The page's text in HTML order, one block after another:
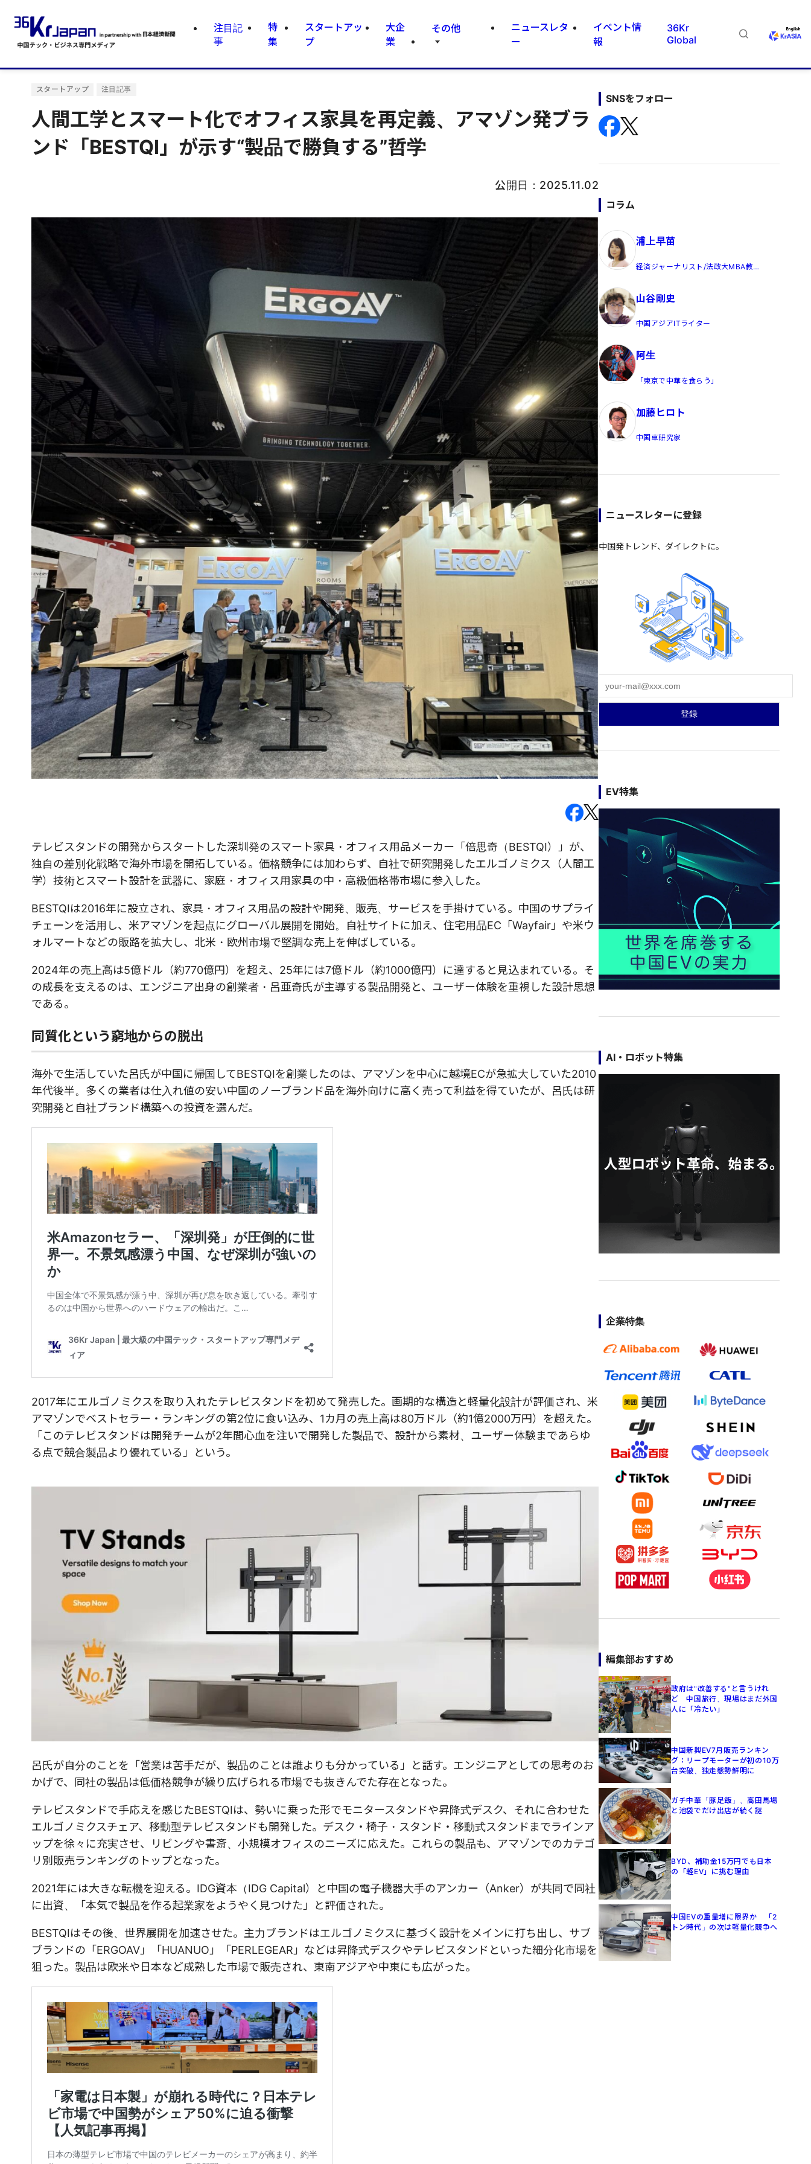
注目記
事
特
集
スタートアッ
プ
大企
業
その他
ニュースレタ
ー
イベント情
報
36Kr
Global
スタートアップ 注目記事
人間工学とスマート化でオフィス家具を再定義、アマゾン発ブラ
ンド「BESTQI」が示す“製品で勝負する”哲学
公開日： 2025.11.02
テレビスタンドの開発からスタートした深圳発のスマート家具・オフィス用品メーカー「倍思奇（BESTQI）」が、
独自の差別化戦略で海外市場を開拓している。価格競争には加わらず、自社で研究開発したエルゴノミクス（人間工
学）技術とスマート設計を武器に、家庭・オフィス用家具の中・高級価格帯市場に参入した。
BESTQIは2016年に設立され、家具・オフィス用品の設計や開発、販売、サービスを手掛けている。中国のサプライ
チェーンを活用し、米アマゾンを起点にグローバル展開を開始。自社サイトに加え、住宅用品EC「Wayfair」や米ウ
ォルマートなどの販路を拡大し、北米・欧州市場で堅調な売上を伸ばしている。
2024年の売上高は5億ドル（約770億円）を超え、25年には7億ドル（約1000億円）に達すると見込まれている。そ
の成長を支えるのは、エンジニア出身の創業者・呂亜奇氏が主導する製品開発と、ユーザー体験を重視した設計思想
である。
同質化という窮地からの脱出
海外で生活していた呂氏が中国に帰国してBESTQIを創業したのは、アマゾンを中心に越境ECが急拡大していた2010
年代後半。多くの業者は仕入れ値の安い中国のノーブランド品を海外向けに高く売って利益を得ていたが、呂氏は研
究開発と自社ブランド構築への投資を選んだ。
2017年にエルゴノミクスを取り入れたテレビスタンドを初めて発売した。画期的な構造と軽量化設計が評価され、米
アマゾンでベストセラー・ランキングの第2位に食い込み、1カ月の売上高は80万ドル（約1億2000万円）を超えた。
「このテレビスタンドは開発チームが2年間心血を注いで開発した製品で、設計から素材、ユーザー体験まであらゆ
る点で競合製品より優れている」という。
呂氏が自分のことを「営業は苦手だが、製品のことは誰よりも分かっている」と話す。エンジニアとしての思考のお
かげで、同社の製品は低価格競争が繰り広げられる市場でも抜きんでた存在となった。
テレビスタンドで手応えを感じたBESTQIは、勢いに乗った形でモニタースタンドや昇降式デスク、それに合わせた
エルゴノミクスチェア、移動型テレビスタンドも開発した。デスク・椅子・スタンド・移動式スタンドまでラインア
ップを徐々に充実させ、リビングや書斎、小規模オフィスのニーズに応えた。これらの製品も、アマゾンでのカテゴ
リ別販売ランキングのトップとなった。
2021年には大きな転機を迎える。IDG資本（IDG Capital）と中国の電子機器大手のアンカー（Anker）が共同で同社
に出資、「本気で製品を作る起業家をようやく見つけた」と評価された。
BESTQIはその後、世界展開を加速させた。主力ブランドはエルゴノミクスに基づく設計をメインに打ち出し、サブ
ブランドの「ERGOAV」「HUANUO」「PERLEGEAR」などは昇降式デスクやテレビスタンドといった細分化市場を
狙った。製品は欧米や日本など成熟した市場で販売され、東南アジアや中東にも広がった。
SNSをフォロー
コラム
浦上早苗
経済ジャーナリスト/法政大MBA教
山谷剛史
中国アジアITライター
阿生
「東京で中華を食らう」
加藤ヒロト
中国車研究家
ニュースレターに登録
中国発トレンド、ダイレクトに。
EV特集
AI・ロボット特集
企業特集
編集部おすすめ
政府は"改善する"と言うけれ
ど 中国旅行、現場はまだ外国
人に「冷たい」
中国新興EV7月販売ランキン
グ：リープモーターが初の10万
台突破、独走態勢鮮明に
ガチ中華「豚足飯」、高田馬場
と池袋でだけ出店が続く謎
BYD、補助金15万円でも日本
の「軽EV」に挑む理由
中国EVの重量増に限界か 「2
トン時代」の次は軽量化競争へ